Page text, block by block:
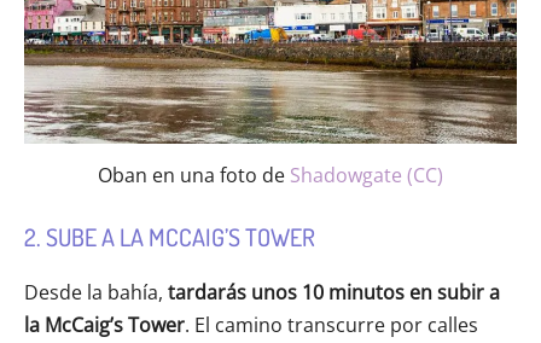
Oban en una foto de Shadowgate (CC)
2. SUBE A LA MCCAIG’S TOWER
Desde la bahía, tardarás unos 10 minutos en subir a
la McCaig’s Tower. El camino transcurre por calles